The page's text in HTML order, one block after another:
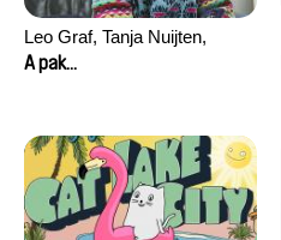
Leo Graf, Tanja Nuijten,
Raphael Stalder
A pak...